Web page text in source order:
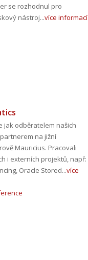
se rozhodnul pro
nástroj...více informací
jak odběratelem našich
na jižní
Mauricius. Pracovali
i externích projektů, např:
Oracle Stored...více